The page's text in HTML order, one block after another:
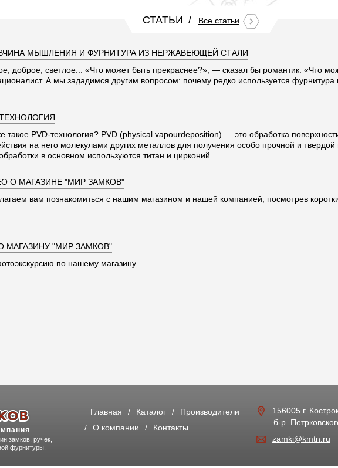
СТАТЬИ Все статьи
МЫШЛЕНИЯ И ФУРНИТУРА ИЗ НЕРЖАВЕЮЩЕЙ СТАЛИ
доброе, светлое... «Что может быть прекраснее?», — сказал бы романтик. «Что
А мы зададимся другим вопросом: почему редко используется
ТЕХНОЛОГИЯ
такое PVD-технология? PVD (physical vapourdeposition) — это обработка
на него молекулами других металлов для получения особо прочной и
в основном используются титан и цирконий.
О МАГАЗИНЕ "МИР ЗАМКОВ"
вам познакомиться с нашим магазином и нашей компанией, посмотрев
МАГАЗИНУ "МИР ЗАМКОВ"
по нашему магазину.
замков, ручек,
фурнитуры.
Главная Каталог
Производители
О компании
Контакты
156005 г.
б-р.
zamki@kmtn.ru